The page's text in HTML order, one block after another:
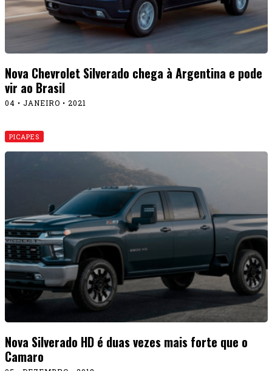
Nova Chevrolet Silverado chega à Argentina e pode
vir ao Brasil
04 • JANEIRO • 2021
PICAPES
Nova Silverado HD é duas vezes mais forte que o
Camaro